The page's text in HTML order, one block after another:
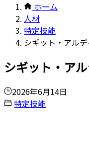
ホーム
人材
特定技能
シギット・アル
シギット・ア
2026年6月14日
特定技能